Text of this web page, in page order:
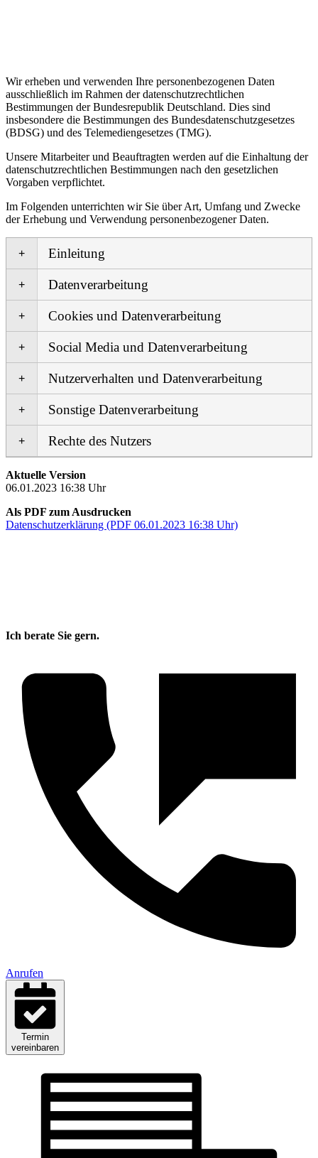
Wir erheben und verwenden Ihre personenbezogenen Daten
ausschließlich im Rahmen der datenschutzrechtlichen
Bestimmungen der Bundesrepublik Deutschland. Dies sind
insbesondere die Bestimmungen des Bundesdatenschutzgesetzes
(BDSG) und des Telemediengesetzes (TMG).
Unsere Mitarbeiter und Beauftragten werden auf die Einhaltung der
datenschutzrechtlichen Bestimmungen nach den gesetzlichen
Vorgaben verpflichtet.
Im Folgenden unterrichten wir Sie über Art, Umfang und Zwecke
der Erhebung und Verwendung personenbezogener Daten.
Einleitung
Datenverarbeitung
Cookies und Datenverarbeitung
Social Media und Datenverarbeitung
Nutzerverhalten und Datenverarbeitung
Sonstige Datenverarbeitung
Rechte des Nutzers
Aktuelle Version
06.01.2023 16:38 Uhr
Als PDF zum Ausdrucken
Datenschutzerklärung (PDF 06.01.2023 16:38 Uhr)
Ich berate Sie gern.
Anrufen
Termin
vereinbaren